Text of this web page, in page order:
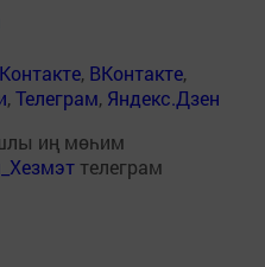
, ВКонтакте,
,Телеграм, Яндекс.Дзен
иң мөһим
телеграм